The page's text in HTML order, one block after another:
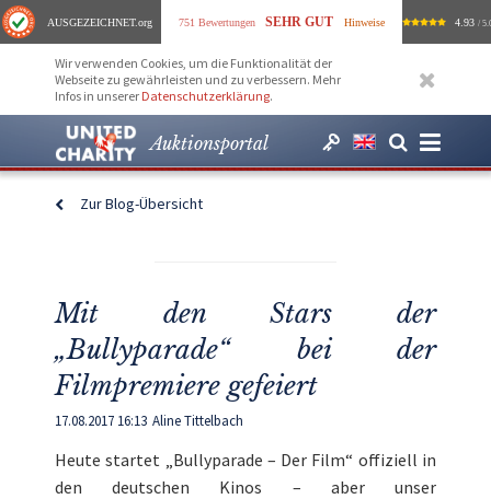
AUSGEZEICHNET.org 751 Bewertungen SEHR GUT Hinweise 4.93 /
Wir verwenden Cookies, um die Funktionalität der
Webseite zu gewährleisten und zu verbessern. Mehr
Infos in unserer Datenschutzerklärung.
Auktionsportal
Zur Blog-Übersicht
Mit den Stars der
„Bullyparade“ bei der
Filmpremiere gefeiert
17.08.2017 16:13 Aline Tittelbach
Heute startet „Bullyparade – Der Film“ offiziell in
den deutschen Kinos – aber unser